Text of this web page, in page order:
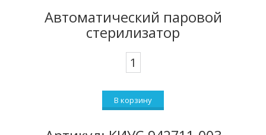
Автоматический паровой
стерилизатор
Количество
Стерилизатор
паровой
ГКа-120
В корзину